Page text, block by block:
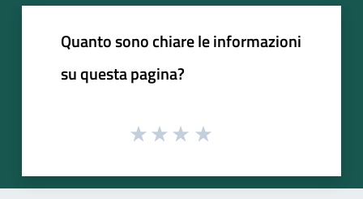
Quanto sono chiare le informazioni
su questa pagina?